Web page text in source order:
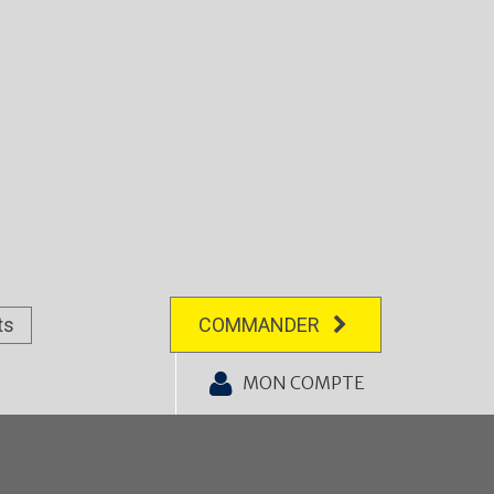
COMMANDER
MON COMPTE